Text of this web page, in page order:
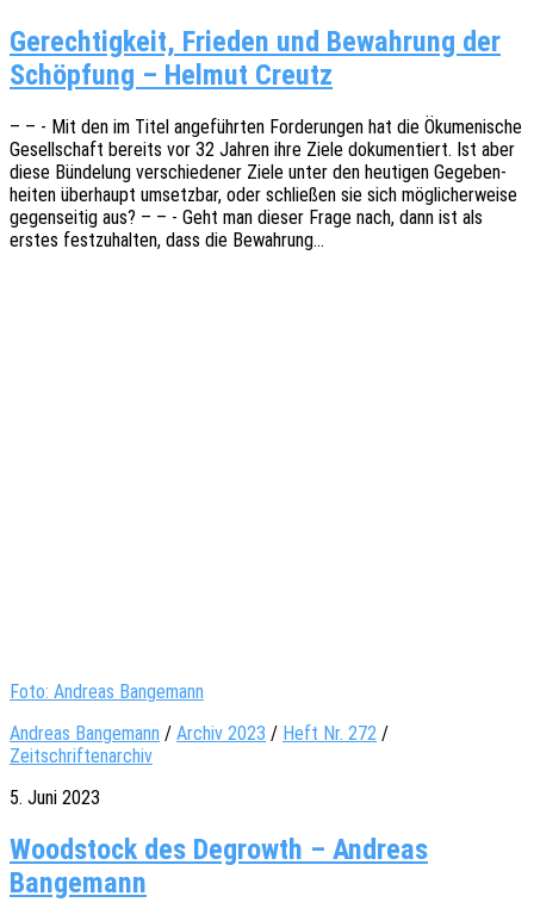
Gerechtigkeit, Frieden und Bewahrung der
Schöpfung – Helmut Creutz
– – - Mit den im Titel ange­führ­ten Forde­run­gen hat die Ökume­ni­sche
Gesell­schaft bereits vor 32 Jahren ihre Ziele doku­men­tiert. Ist aber
diese Bünde­lung verschie­de­ner Ziele unter den heuti­gen Gege­ben­
hei­ten über­haupt umsetz­bar, oder schlie­ßen sie sich mögli­cher­wei­se
gegen­sei­tig aus? – – - Geht man dieser Frage nach, dann ist als
erstes fest­zu­hal­ten, dass die Bewahrung…
Foto: Andreas Bangemann
Andreas Bangemann / Archiv 2023 / Heft Nr. 272 /
Zeitschriftenarchiv
5. Juni 2023
Woodstock des Degrowth – Andreas
Bangemann